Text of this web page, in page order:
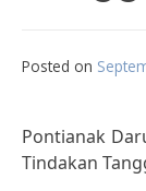
Posted on
Pontianak
Tindakan